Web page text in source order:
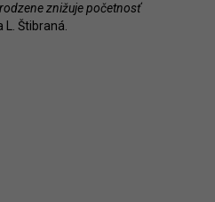
znižuje početnosť
Štibraná.